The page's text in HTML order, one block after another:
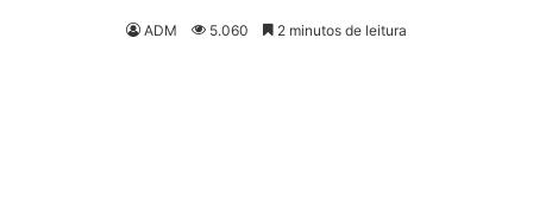
ADM 5.060 2 minutos de leitura